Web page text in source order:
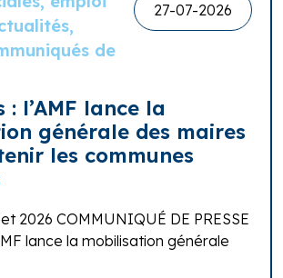
de
27-07-2026
: l’AMF lance la
générale des maires
les communes
2026 COMMUNIQUÉ DE PRESSE
lance la mobilisation générale